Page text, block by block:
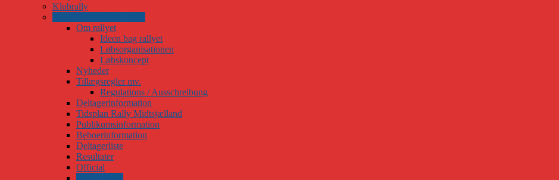
Klubrally
Om rallyet
Ideen bag rallyet
Løbsorganisationen
Løbskoncept
Nyheder
Tillægsregler mv.
Regulations / Ausschreibung
Deltagerinformation
Tidsplan Rally Midtsjælland
Publikumsinformation
Beboerinformation
Deltagerliste
Resultater
Official